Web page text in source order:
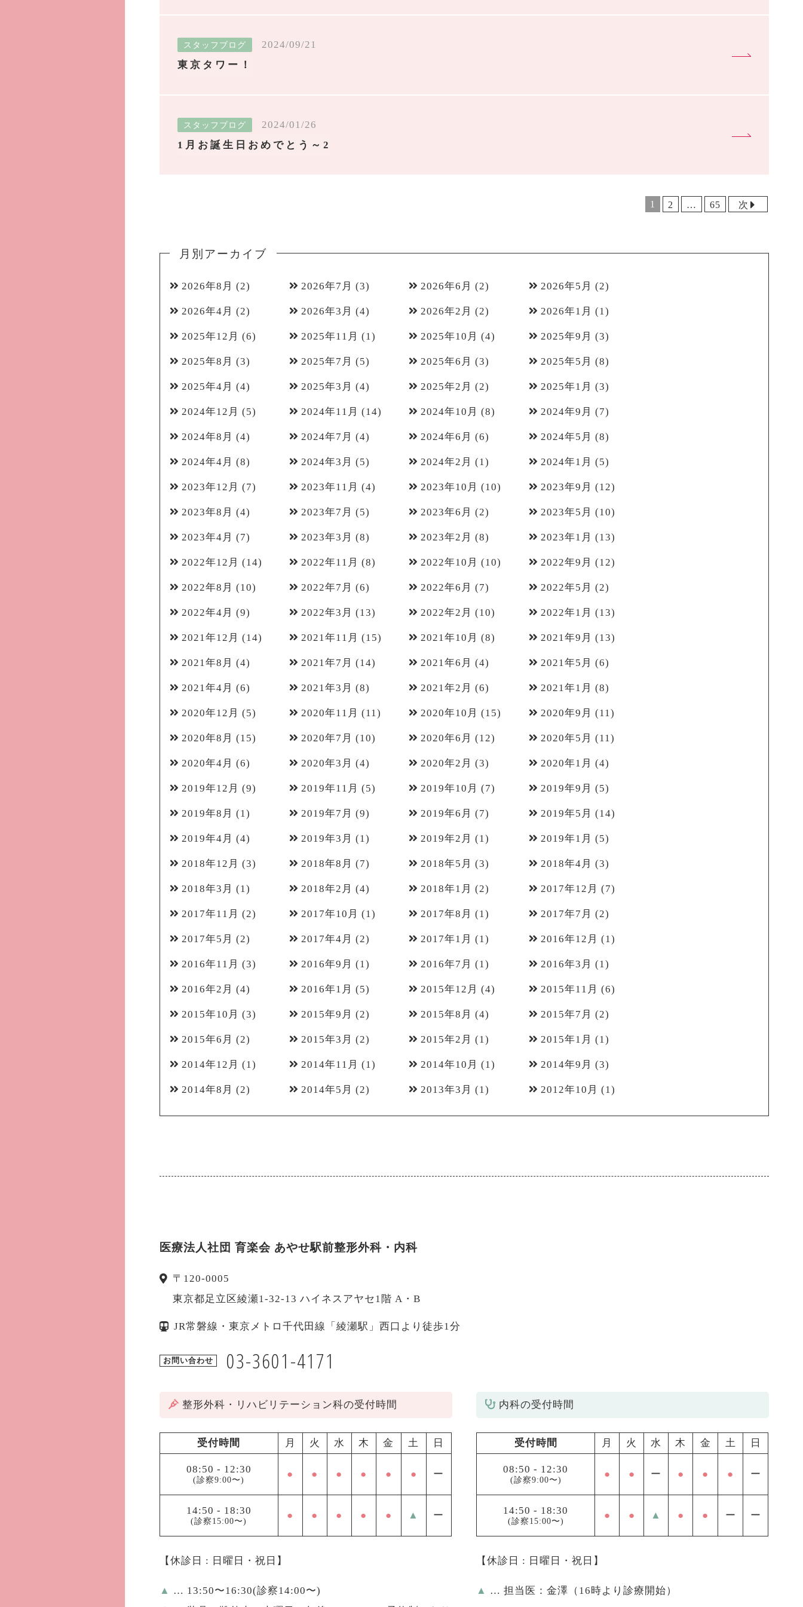
スタッフブログ
2024/09/21
東京タワー！
スタッフブログ
2024/01/26
1月お誕生日おめでとう～2
1 2 … 65 次
月別アーカイブ
2026年8月 (2) 2026年7月 (3) 2026年6月 (2) 2026年5月 (2)
2026年4月 (2) 2026年3月 (4) 2026年2月 (2) 2026年1月 (1)
2025年12月 (6) 2025年11月 (1) 2025年10月 (4) 2025年9月 (3)
2025年8月 (3) 2025年7月 (5) 2025年6月 (3) 2025年5月 (8)
2025年4月 (4) 2025年3月 (4) 2025年2月 (2) 2025年1月 (3)
2024年12月 (5) 2024年11月 (14) 2024年10月 (8) 2024年9月 (7)
2024年8月 (4) 2024年7月 (4) 2024年6月 (6) 2024年5月 (8)
2024年4月 (8) 2024年3月 (5) 2024年2月 (1) 2024年1月 (5)
2023年12月 (7) 2023年11月 (4) 2023年10月 (10) 2023年9月 (12)
2023年8月 (4) 2023年7月 (5) 2023年6月 (2) 2023年5月 (10)
2023年4月 (7) 2023年3月 (8) 2023年2月 (8) 2023年1月 (13)
2022年12月 (14) 2022年11月 (8) 2022年10月 (10) 2022年9月 (12)
2022年8月 (10) 2022年7月 (6) 2022年6月 (7) 2022年5月 (2)
2022年4月 (9) 2022年3月 (13) 2022年2月 (10) 2022年1月 (13)
2021年12月 (14) 2021年11月 (15) 2021年10月 (8) 2021年9月 (13)
2021年8月 (4) 2021年7月 (14) 2021年6月 (4) 2021年5月 (6)
2021年4月 (6) 2021年3月 (8) 2021年2月 (6) 2021年1月 (8)
2020年12月 (5) 2020年11月 (11) 2020年10月 (15) 2020年9月 (11)
2020年8月 (15) 2020年7月 (10) 2020年6月 (12) 2020年5月 (11)
2020年4月 (6) 2020年3月 (4) 2020年2月 (3) 2020年1月 (4)
2019年12月 (9) 2019年11月 (5) 2019年10月 (7) 2019年9月 (5)
2019年8月 (1) 2019年7月 (9) 2019年6月 (7) 2019年5月 (14)
2019年4月 (4) 2019年3月 (1) 2019年2月 (1) 2019年1月 (5)
2018年12月 (3) 2018年8月 (7) 2018年5月 (3) 2018年4月 (3)
2018年3月 (1) 2018年2月 (4) 2018年1月 (2) 2017年12月 (7)
2017年11月 (2) 2017年10月 (1) 2017年8月 (1) 2017年7月 (2)
2017年5月 (2) 2017年4月 (2) 2017年1月 (1) 2016年12月 (1)
2016年11月 (3) 2016年9月 (1) 2016年7月 (1) 2016年3月 (1)
2016年2月 (4) 2016年1月 (5) 2015年12月 (4) 2015年11月 (6)
2015年10月 (3) 2015年9月 (2) 2015年8月 (4) 2015年7月 (2)
2015年6月 (2) 2015年3月 (2) 2015年2月 (1) 2015年1月 (1)
2014年12月 (1) 2014年11月 (1) 2014年10月 (1) 2014年9月 (3)
2014年8月 (2) 2014年5月 (2) 2013年3月 (1) 2012年10月 (1)
医療法人社団 育楽会 あやせ駅前整形外科・内科
〒 120-0005
東京都足立区綾瀬1-32-13 ハイネスアヤセ1階 A・B
JR常磐線・東京メトロ千代田線「綾瀬駅」西口より徒歩1分
お問い合わせ 03-3601-4171
整形外科・リハビリテーション科の受付時間
受付時間 月 火 水 木 金 土 日
08:50 - 12:30
(診察9:00〜)
● ● ● ● ● ● ー
14:50 - 18:30
(診察15:00〜)
● ● ● ● ● ▲ ー
【休診日 : 日曜日・祝日】
▲
… 13:50〜16:30(診察14:00〜)
内科の受付時間
受付時間 月 火 水 木 金 土 日
08:50 - 12:30
(診察9:00〜)
● ● ー ● ● ● ー
14:50 - 18:30
(診察15:00〜)
● ● ▲ ● ● ー ー
【休診日 : 日曜日・祝日】
▲ … 担当医：金澤（16時より診療開始）